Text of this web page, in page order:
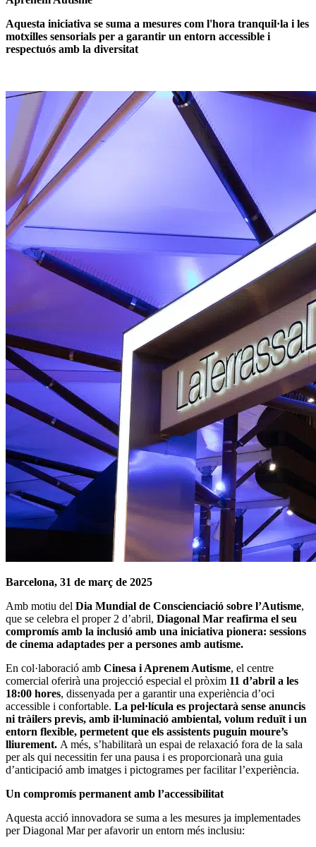
Aquesta iniciativa se suma a mesures com l'hora tranquil·la i les
motxilles sensorials per a garantir un entorn accessible i
respectuós amb la diversitat
Barcelona, 31 de març de 2025
Amb motiu del Dia Mundial de Conscienciació sobre l’Autisme,
que se celebra el proper 2 d’abril, Diagonal Mar reafirma el seu
compromís amb la inclusió amb una iniciativa pionera: sessions
de cinema adaptades per a persones amb autisme.
En col·laboració amb Cinesa i Aprenem Autisme, el centre
comercial oferirà una projecció especial el pròxim 11 d’abril a les
18:00 hores, dissenyada per a garantir una experiència d’oci
accessible i confortable. La pel·lícula es projectarà sense anuncis
ni tràilers previs, amb il·luminació ambiental, volum reduït i un
entorn flexible, permetent que els assistents puguin moure’s
lliurement. A més, s’habilitarà un espai de relaxació fora de la sala
per als qui necessitin fer una pausa i es proporcionarà una guia
d’anticipació amb imatges i pictogrames per facilitar l’experiència.
Un compromís permanent amb l’accessibilitat
Aquesta acció innovadora se suma a les mesures ja implementades
per Diagonal Mar per afavorir un entorn més inclusiu: